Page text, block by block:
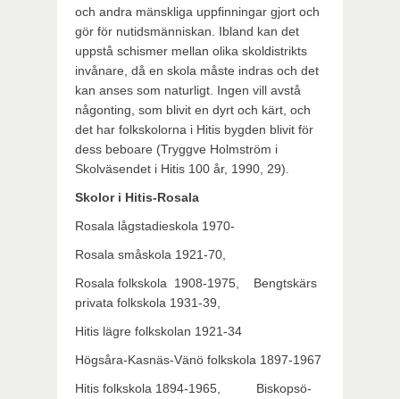
och andra mänskliga uppfinningar gjort och
gör för nutidsmänniskan. Ibland kan det
uppstå schismer mellan olika skoldistrikts
invånare, då en skola måste indras och det
kan anses som naturligt. Ingen vill avstå
någonting, som blivit en dyrt och kärt, och
det har folkskolorna i Hitis bygden blivit för
dess beboare (Tryggve Holmström i
Skolväsendet i Hitis 100 år, 1990, 29).
Skolor i Hitis-Rosala
Rosala lågstadieskola 1970-
Rosala småskola 1921-70,
Rosala folkskola 1908-1975, Bengtskärs
privata folkskola 1931-39,
Hitis lägre folkskolan 1921-34
Högsåra-Kasnäs-Vänö folkskola 1897-1967
Hitis folkskola 1894-1965, Biskopsö-